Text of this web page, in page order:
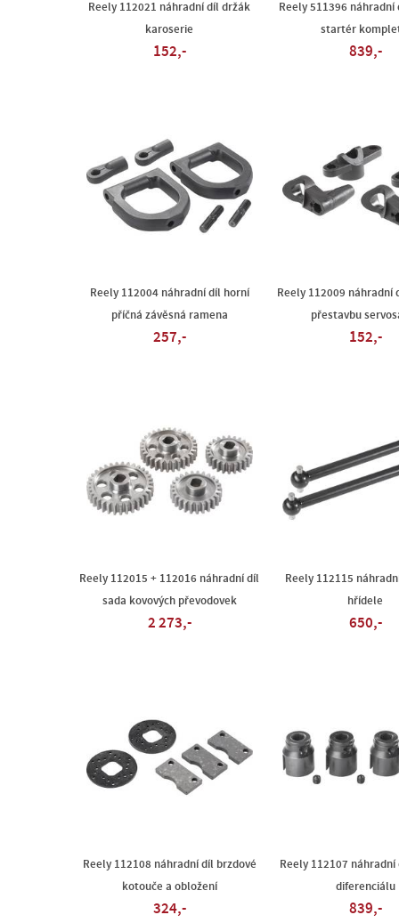
Reely 112021 náhradní díl držák
karoserie
152,-
Reely 511396
startér
839,-
Reely 112004 náhradní díl horní
příčná závěsná ramena
257,-
Reely 112009 náhradní
přestavbu
152,-
Reely 112015 + 112016 náhradní díl
sada kovových převodovek
2 273,-
Reely 112115
hřídele
650,-
Reely 112108 náhradní díl brzdové
kotouče a obložení
324,-
Reely 112107
diferenciálu
839,-